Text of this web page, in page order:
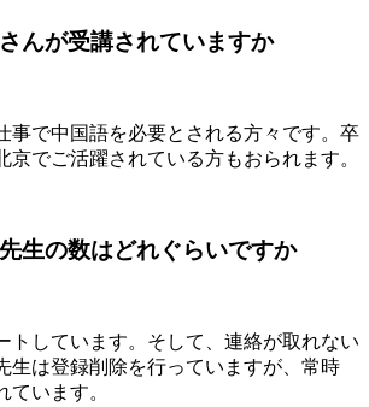
んが受講されていますか
事で中国語を必要とされる方々です。卒
京でご活躍されている方もおられます。
生の数はどれぐらいですか
トしています。そして、連絡が取れない
生は登録削除を行っていますが、常時
ています。